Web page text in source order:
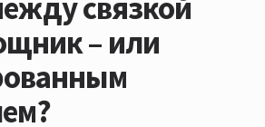
связкой
– или